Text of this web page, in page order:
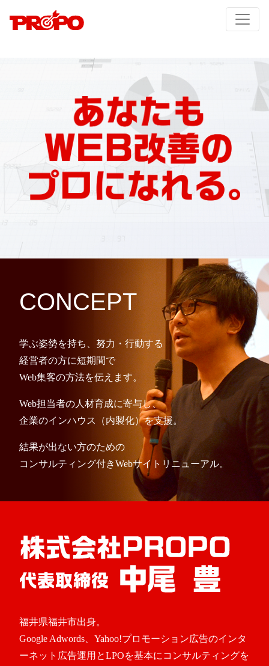
CONCEPT
学ぶ姿勢を持ち、努力・行動する
経営者の方に短期間で
Web集客の方法を伝えます。
Web担当者の人材育成に寄与し、
企業のインハウス（内製化）を支援。
結果が出ない方のための
コンサルティング付きWebサイトリニューアル。
福井県福井市出身。
Google Adwords、Yahoo!プロモーション広告のインタ
ーネット広告運用とLPOを基本にコンサルティングを